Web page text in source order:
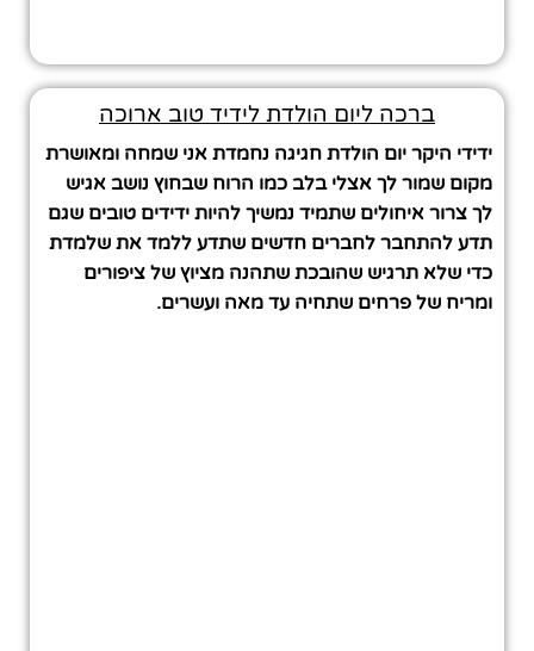
ברכה ליום הולדת לידיד טוב ארוכה
ידידי היקר יום הולדת חגיגה נחמדת אני שמחה ומאושרת
מקום שמור לך אצלי בלב כמו הרוח שבחוץ נושב אגיש
לך צרור איחולים שתמיד נמשיך להיות ידידים טובים שגם
תדע להתחבר לחברים חדשים שתדע ללמד את שלמדת
כדי שלא תרגיש שהובכת שתהנה מציוץ של ציפורים
ומריח של פרחים שתחיה עד מאה ועשרים.